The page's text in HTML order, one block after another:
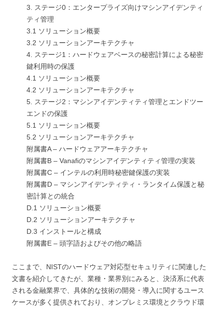
3. ステージ0：エンタープライズ向けマシンアイデンティ
ティ管理
3.1 ソリューション概要
3.2 ソリューションアーキテクチャ
4. ステージ1：ハードウェアベースの秘密計算による秘密
鍵利用時の保護
4.1 ソリューション概要
4.2 ソリューションアーキテクチャ
5. ステージ2：マシンアイデンティティ管理とエンドツー
エンドの保護
5.1 ソリューション概要
5.2 ソリューションアーキテクチャ
附属書A – ハードウェアアーキテクチャ
附属書B – Vanafiのマシンアイデンティティ管理の実装
附属書C – インテルの利用時秘密鍵保護の実装
附属書D – マシンアイデンティティ・ランタイム保護と秘
密計算との統合
D.1 ソリューション概要
D.2 ソリューションアーキテクチャ
D.3 インストールと構成
附属書E – 頭字語およびその他の略語
ここまで、NISTのハードウェア対応型セキュリティに関連した
文書を紹介してきたが、業種・業界別にみると、決済系に代表
される金融業界で、具体的な技術の開発・導入に関するユース
ケースが多く提供されており、オンプレミス環境とクラウド環